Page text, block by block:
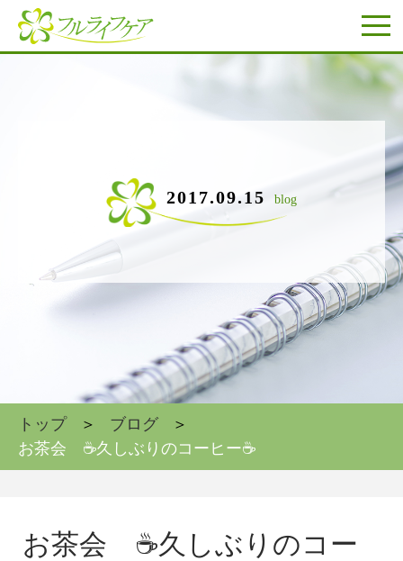
2017.09.15 blog
トップ
ブログ
お茶会 ☕久しぶりのコーヒー☕
お茶会 ☕久しぶりのコー